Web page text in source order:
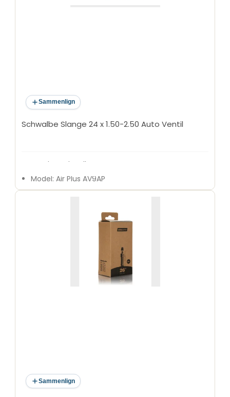
Sammenlign
Schwalbe Slange 24 x 1.50-2.50 Auto Ventil
Mærke: Schwalbe
Model: Air Plus AV9AP
Størrelse: 24 x 1,50-2,50
Ventiltype: AV (autoventil)
Sammenlign